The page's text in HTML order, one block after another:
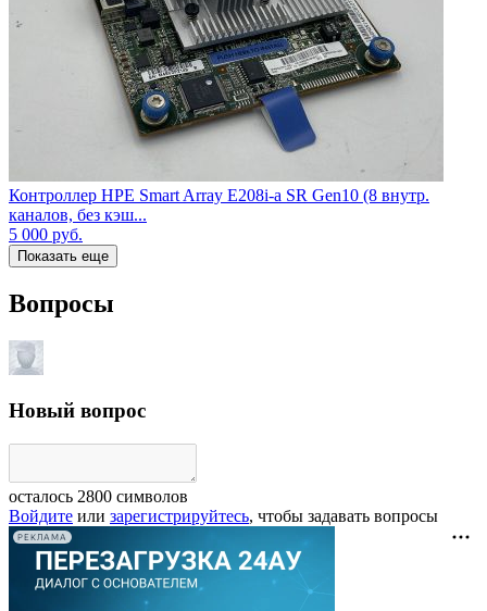
Контроллер HPE Smart Array E208i-a SR Gen10 (8 внутр.
каналов, без кэш...
5 000 руб.
Показать еще
Вопросы
Новый вопрос
осталось 2800 символов
Войдите или зарегистрируйтесь, чтобы задавать вопросы
РЕКЛАМА